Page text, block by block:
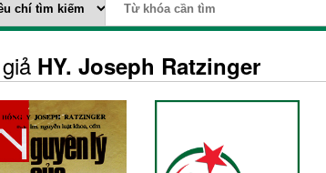
HY. Joseph Ratzinger